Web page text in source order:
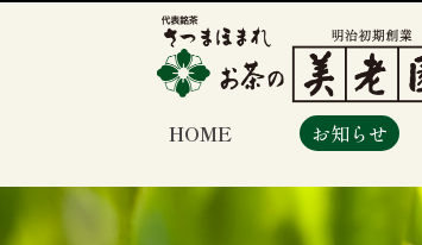
HOME お知らせ